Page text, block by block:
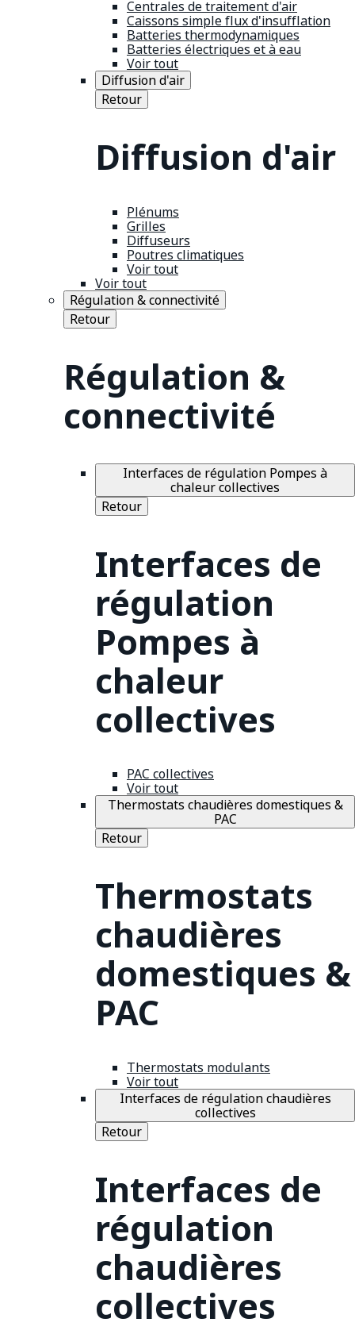
Centrales de traitement d'air
Caissons simple flux d'insufflation
Batteries thermodynamiques
Batteries électriques et à eau
Voir tout
Diffusion d'air
Retour
Diffusion d'air
Plénums
Grilles
Diffuseurs
Poutres climatiques
Voir tout
Voir tout
Régulation & connectivité
Retour
Régulation &
connectivité
Interfaces de régulation Pompes à
chaleur collectives
Retour
Interfaces de
régulation
Pompes à
chaleur
collectives
PAC collectives
Voir tout
Thermostats chaudières domestiques &
PAC
Retour
Thermostats
chaudières
domestiques &
PAC
Thermostats modulants
Voir tout
Interfaces de régulation chaudières
collectives
Retour
Interfaces de
régulation
chaudières
collectives